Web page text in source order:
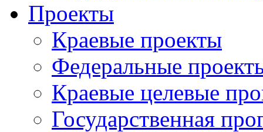
Проекты
Краевые проекты
Федеральные
Краевые целевые
Государственная